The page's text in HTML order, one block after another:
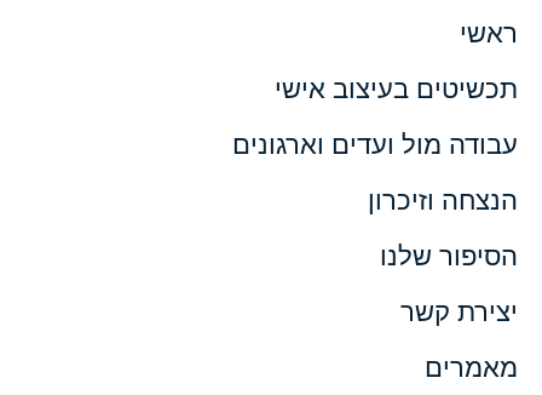
בעיצוב אישי
מול ועדים וארגונים
וזיכרון
שלנו
קשר